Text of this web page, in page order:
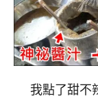
我點了甜不